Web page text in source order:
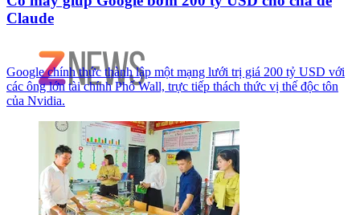
Claude
Google chính thức thành lập một mạng lưới trị giá 200 tỷ USD với
các ông lớn tài chính Phố Wall, trực tiếp thách thức vị thế độc tôn
của Nvidia.